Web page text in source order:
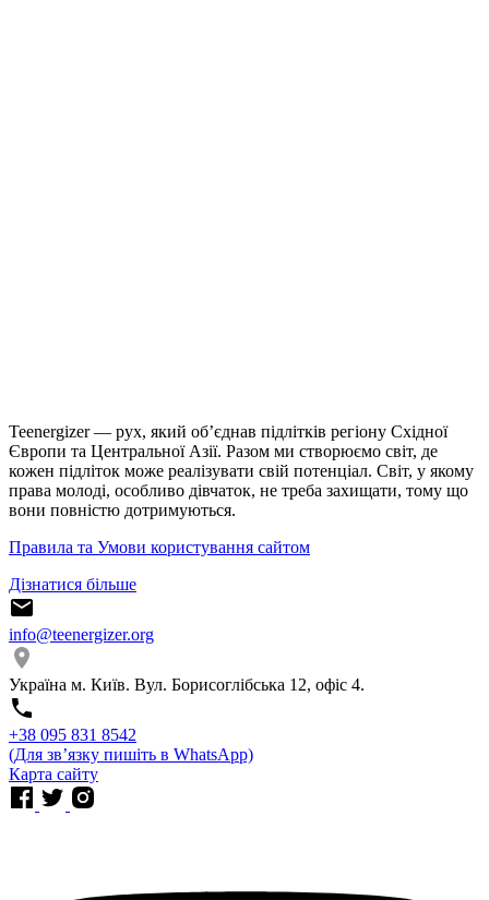
Teenergizer — рух, який об’єднав підлітків регіону Східної
Європи та Центральної Азії. Разом ми створюємо світ, де
кожен підліток може реалізувати свій потенціал. Світ, у якому
права молоді, особливо дівчаток, не треба захищати, тому що
вони повністю дотримуються.
Правила та Умови користування сайтом
Дізнатися більше
info@teenergizer.org
Україна м. Київ. Вул. Борисоглібська 12, офіс 4.
⁨+38 095 831 8542⁩
(Для звʼязку пишіть в WhatsApp)
Карта сайту